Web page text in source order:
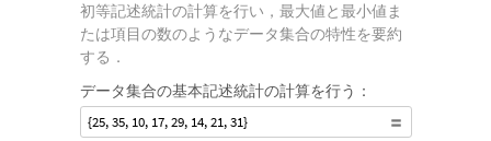
初等記述統計の計算を行い，最大値と最小値ま
たは項目の数のようなデータ集合の特性を要約
する．
データ集合の基本記述統計の計算を行う：
{25, 35, 10, 17, 29, 14, 21, 31}